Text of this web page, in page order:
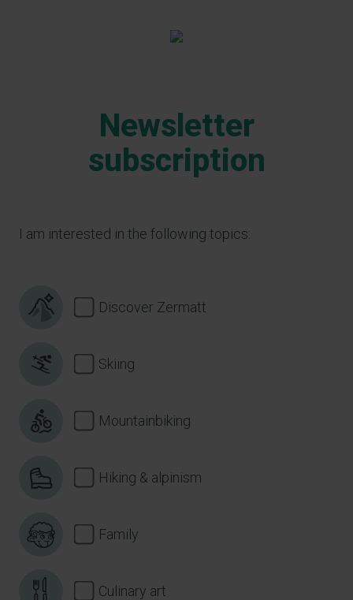
Newsletter
subscription
I am interested in the following topics:
Discover Zermatt
Skiing
Mountainbiking
Hiking & alpinism
Family
Culinary art